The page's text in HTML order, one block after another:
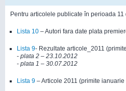
Pentru articolele publicate în perioada
Lista 10 – Autori fara date plata
Lista 9- Rezultate articole_2011
- plata 2 – 23.10.2012
- plata 1 – 30.07.2012
Lista 9 – Articole 2011 (primite